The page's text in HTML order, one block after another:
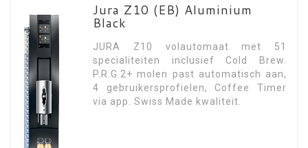
Jura Z10 (EB) Aluminium
Black
JURA Z10 volautomaat met 51
specialiteiten inclusief Cold Brew.
P.R.G.2+ molen past automatisch aan,
4 gebruikersprofielen, Coffee Timer
via app. Swiss Made kwaliteit.